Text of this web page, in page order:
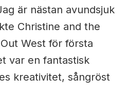
är nästan avundsjuk
Christine and the
West för första
var en fantastisk
kreativitet, sångröst